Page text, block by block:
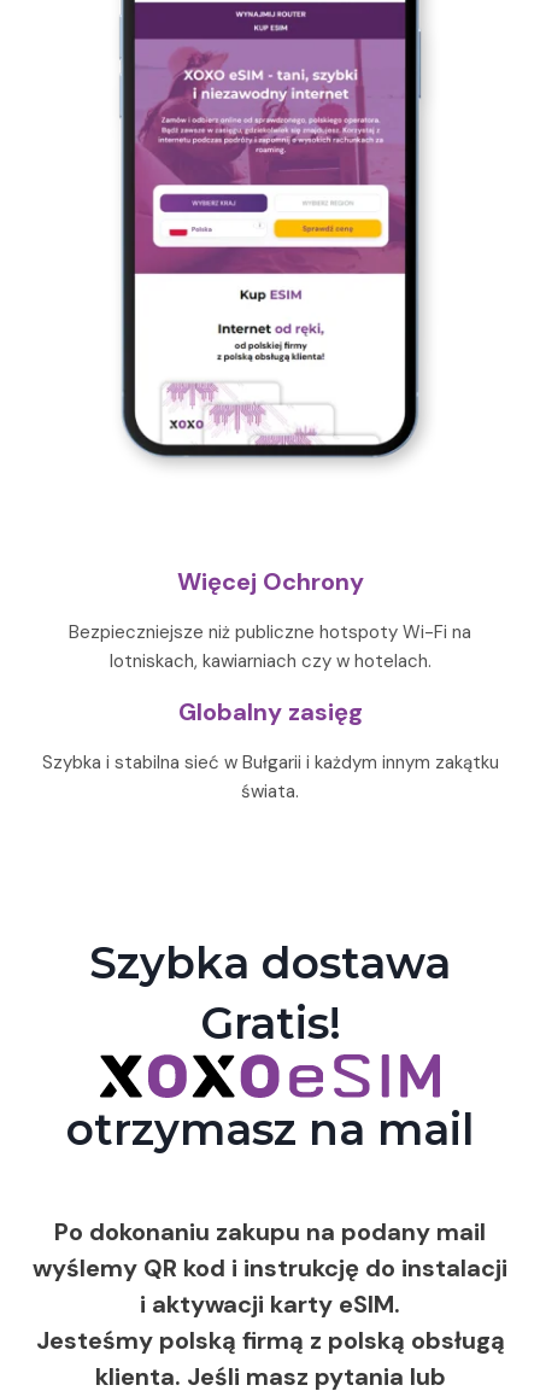
Więcej Ochrony
Bezpieczniejsze niż publiczne hotspoty Wi-Fi na
lotniskach, kawiarniach czy w hotelach.
Globalny zasięg
Szybka i stabilna sieć w Bułgarii i każdym innym zakątku
świata.
Szybka dostawa
Gratis!
otrzymasz na mail
Po dokonaniu zakupu na podany mail
wyślemy QR kod i instrukcję do instalacji
i aktywacji karty eSIM.
Jesteśmy polską firmą z polską obsługą
klienta. Jeśli masz pytania lub